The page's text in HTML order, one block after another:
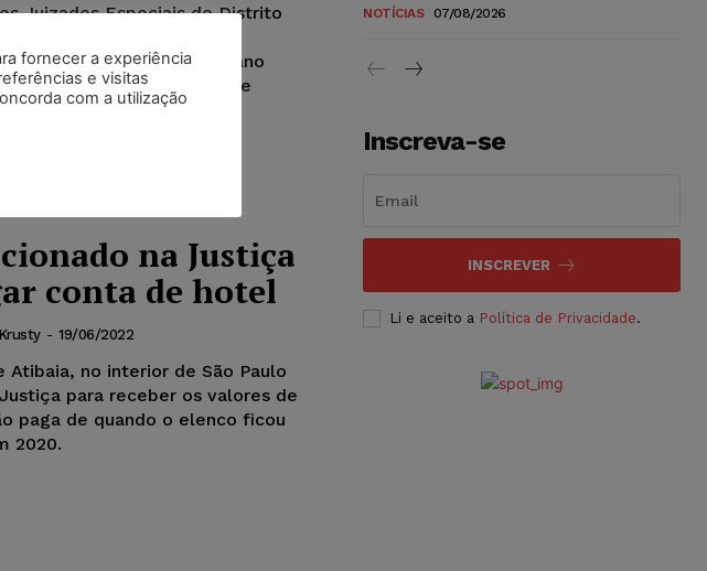
Juizados Especiais do Distrito
a pandemia não gera dano
MSC Cruzeiros do Brasil e
danos morais aplicada à
na Justiça
conta de hotel
- 19/06/2022
Atibaia, no interior de São Paulo
para receber os valores de
paga de quando o elenco ficou
2020.
NOTÍCIAS 07/08/2026
Inscreva-se
INSCREVER
Li e aceito a Política de Privacidade.
fornecer a experiência
e visitas
com a utilização